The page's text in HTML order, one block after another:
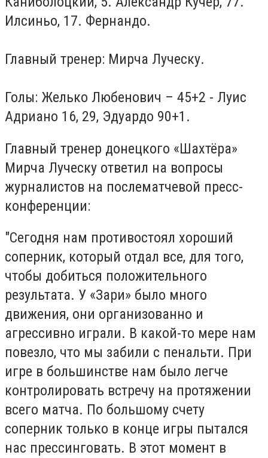
Илсиньо, 17. Фернандо.
Главный тренер: Мирча Луческу.
Голы: Желько Любенович – 45+2 - Луис
Адриано 16, 29, Эдуардо 90+1.
Главный тренер донецкого «Шахтёра»
Мирча Луческу ответил на вопросы
журналистов на послематчевой пресс-
конференции:
"Сегодня нам противостоял хороший
соперник, который отдал все, для того,
чтобы добиться положительного
результата. У «Зари» было много
движения, они организованно и
агрессивно играли. В какой-то мере нам
повезло, что мы забили с пенальти. При
игре в большинстве нам было легче
контролировать встречу на протяжении
всего матча. По большому счету
соперник только в конце игры пытался
нас прессинговать. В этот момент в